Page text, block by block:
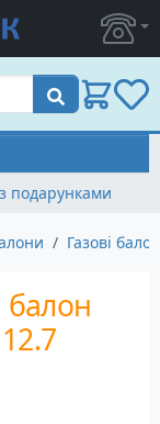
Пошук
з подарунками
Газові